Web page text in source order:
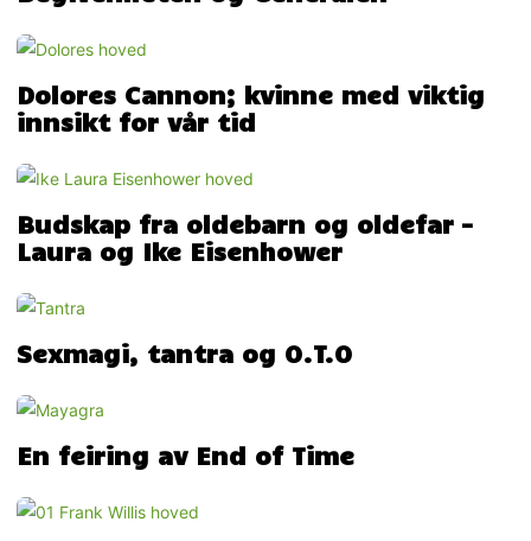
Dolores Cannon; kvinne med viktig
innsikt for vår tid
Budskap fra oldebarn og oldefar –
Laura og Ike Eisenhower
Sexmagi, tantra og O.T.O
En feiring av End of Time